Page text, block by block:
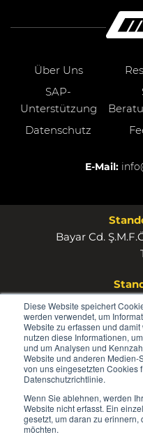
Diese Website speichert
werden verwendet, um
Website zu erfassen und
nutzen diese Informationen,
und um Analysen und
Website und anderen Medien-
von uns eingesetzten Cookies
Datenschutzrichtlinie.
Wenn Sie ablehnen, werden
Website nicht erfasst. Ein
gesetzt, um daran zu
möchten.
Über Uns
SAP-
Unterstützung
Datenschutz
E-Mail:
Bayar Cd.
MDP Group AG
© 2026
MDP
GROUP